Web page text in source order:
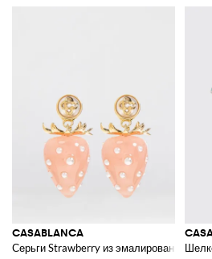
CASABLANCA
Серьги Strawberry из эмалированной